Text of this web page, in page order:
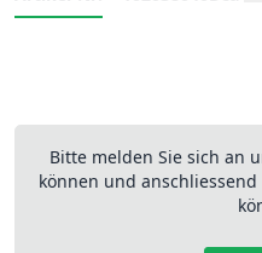
Bitte melden Sie sich an
können und